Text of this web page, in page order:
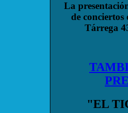
La
de conciertos
Tárrega
"EL